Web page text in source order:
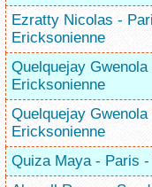
Ezratty Nicolas -
Ericksonienne
Quelquejay
Ericksonienne
Quelquejay
Ericksonienne
Quiza Maya - Paris